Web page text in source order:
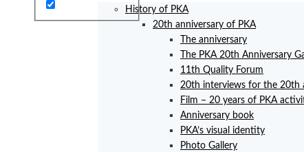
History of PKA
20th anniversary of PKA
The anniversary
The PKA 20th Anniversary
11th Quality Forum
20th interviews for the 20th
Film – 20 years of PKA
Anniversary book
PKA’s visual identity
Photo Gallery